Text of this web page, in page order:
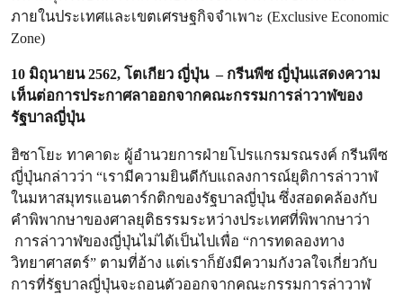
ภายในประเทศและเขตเศรษฐกิจจำเพาะ (Exclusive Economic
Zone)
10 มิถุนายน 2562, โตเกียว ญี่ปุ่น – กรีนพีซ ญี่ปุ่นแสดงความ
เห็นต่อการประกาศลาออกจากคณะกรรมการล่าวาฬของ
รัฐบาลญี่ปุ่น
ฮิซาโยะ ทาคาดะ ผู้อำนวยการฝ่ายโปรแกรมรณรงค์ กรีนพีซ
ญี่ปุ่นกล่าวว่า “เรามีความยินดีกับแถลงการณ์ยุติการล่าวาฬ
ในมหาสมุทรแอนตาร์กติกของรัฐบาลญี่ปุ่น ซึ่งสอดคล้องกับ
คำพิพากษาของศาลยุติธรรมระหว่างประเทศที่พิพากษาว่า
การล่าวาฬของญี่ปุ่นไม่ได้เป็นไปเพื่อ “การทดลองทาง
วิทยาศาสตร์” ตามที่อ้าง แต่เราก็ยังมีความกังวลใจเกี่ยวกับ
การที่รัฐบาลญี่ปุ่นจะถอนตัวออกจากคณะกรรมการล่าวาฬ